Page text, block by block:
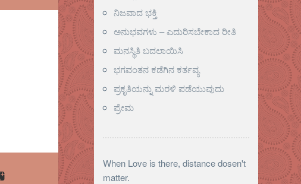
ನಿಜವಾದ ಭಕ್ತಿ
ಅನುಭವಗಳು – ಎದುರಿಸಬೇಕಾದ ರೀತಿ
ಮನಸ್ಥಿತಿ ಬದಲಾಯಿಸಿ
ಭಗವಂತನ ಕಡೆಗಿನ ಕರ್ತವ್ಯ
ಪ್ರಕೃತಿಯನ್ನು ಮರಳಿ ಪಡೆಯುವುದು
ಪ್ರೇಮ
When Love is there, distance dosen't
matter.